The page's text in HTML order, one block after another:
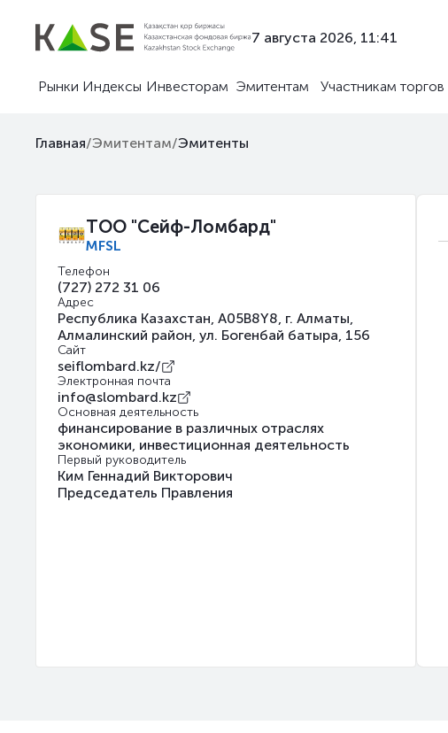
7 августа 2026, 11:41
Рынки Индексы Инвесторам Эмитентам Участникам торгов
Главная/Эмитентам/Эмитенты
ТОО "Сейф-Ломбард"
MFSL
Телефон
(727) 272 31 06
Адрес
Республика Казахстан, A05B8Y8, г. Алматы,
Алмалинский район, ул. Богенбай батыра, 156
Сайт
seiflombard.kz/
Электронная почта
info@slombard.kz
Основная деятельность
финансирование в различных отраслях
экономики, инвестиционная деятельность
Первый руководитель
Ким Геннадий Викторович
Председатель Правления